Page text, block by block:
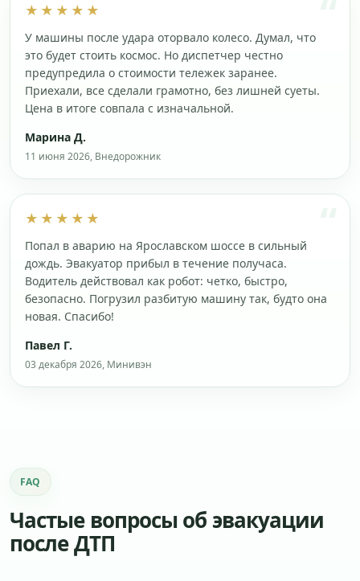
★★★★★
У машины после удара оторвало колесо. Думал, что
это будет стоить космос. Но диспетчер честно
предупредила о стоимости тележек заранее.
Приехали, все сделали грамотно, без лишней суеты.
Цена в итоге совпала с изначальной.
Марина Д.
11 июня 2026, Внедорожник
★★★★★
Попал в аварию на Ярославском шоссе в сильный
дождь. Эвакуатор прибыл в течение получаса.
Водитель действовал как робот: четко, быстро,
безопасно. Погрузил разбитую машину так, будто она
новая. Спасибо!
Павел Г.
03 декабря 2026, Минивэн
FAQ
Частые вопросы об эвакуации
после ДТП